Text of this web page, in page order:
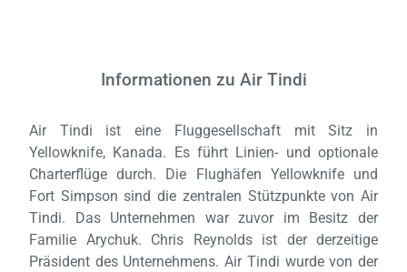
Informationen zu Air Tindi
Air Tindi ist eine Fluggesellschaft mit Sitz in
Yellowknife, Kanada. Es führt Linien- und optionale
Charterflüge durch. Die Flughäfen Yellowknife und
Fort Simpson sind die zentralen Stützpunkte von Air
Tindi. Das Unternehmen war zuvor im Besitz der
Familie Arychuk. Chris Reynolds ist der derzeitige
Präsident des Unternehmens. Air Tindi wurde von der